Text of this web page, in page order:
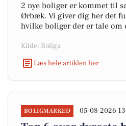
2 nye boliger er kommet til
Ørbæk. Vi giver dig her det
hvilke boliger der er tale om
Kilde: Boliga
Læs hele artiklen her
BOLIGMARKED 05-08-2026